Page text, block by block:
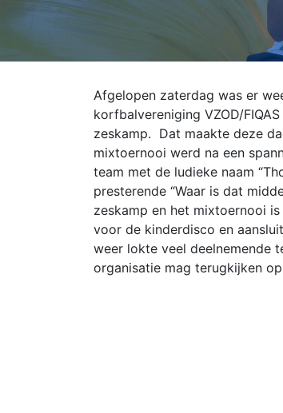
Afgelopen zaterdag was er
korfbalvereniging VZOD/
zeskamp. Dat maakte deze
mixtoernooi werd na een
team met de ludieke naam
presterende “Waar is dat
zeskamp en het mixtoernooi
voor de kinderdisco en
weer lokte veel deelnemende
organisatie mag terugkijken